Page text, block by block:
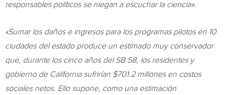
responsables políticos se niegan a escuchar la ciencia».
«Sumar los daños e ingresos para los programas pilotos en 10
ciudades del estado produce un estimado muy conservador
que, durante los cinco años del SB 58, los residentes y
gobierno de Californiasufrirían $701.2millones en costos
sociales netos. Ello supone, como una estimación